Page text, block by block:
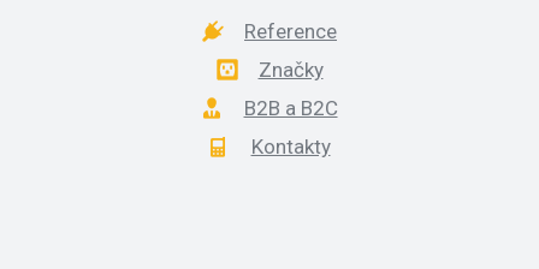
Reference
Značky
B2B a B2C
Kontakty